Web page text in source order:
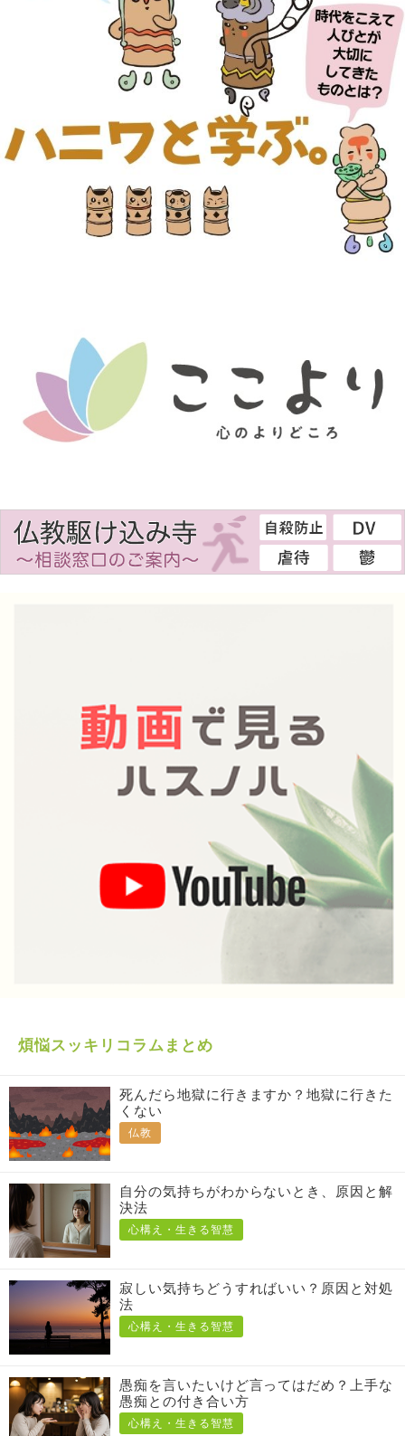
煩悩スッキリコラムまとめ
死んだら地獄に行きますか？地獄に行きた
くない
仏教
自分の気持ちがわからないとき、原因と解
決法
心構え・生きる智慧
寂しい気持ちどうすればいい？原因と対処
法
心構え・生きる智慧
愚痴を言いたいけど言ってはだめ？上手な
愚痴との付き合い方
心構え・生きる智慧